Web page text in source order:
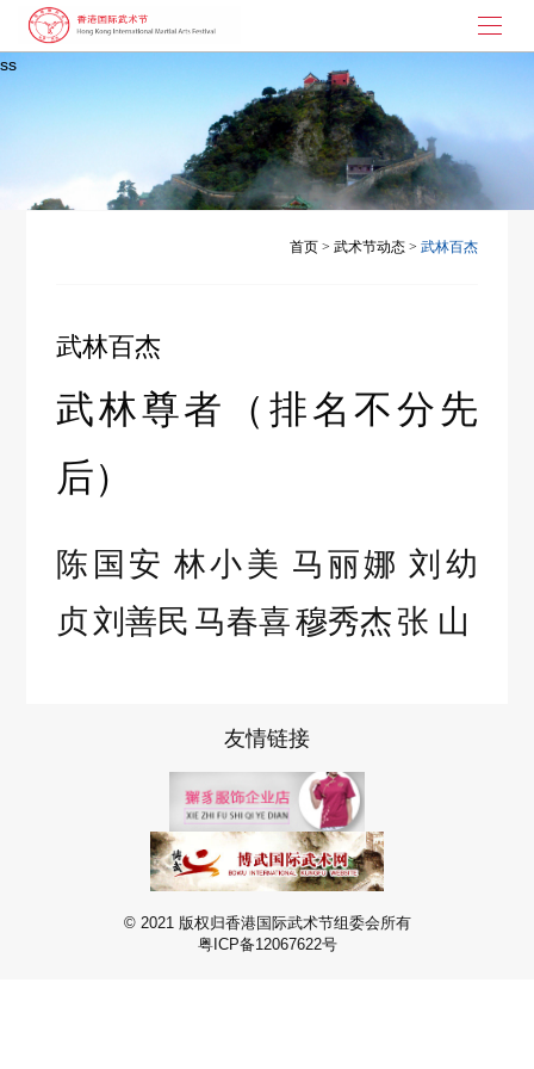
武术节起源
大枪拼刺
演讲与书画
ss
首页 > 武术节动态 > 武林百杰
武林百杰
武林尊者（排名不分先
后）
陈国安 林小美 马丽娜 刘幼
贞刘善民 马春喜穆秀杰张 山
友情链接
© 2021 版权归香港国际武术节组委会所有
粤ICP备12067622号